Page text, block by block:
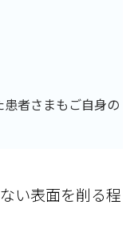
者さまもご自身の
い表面を削る程